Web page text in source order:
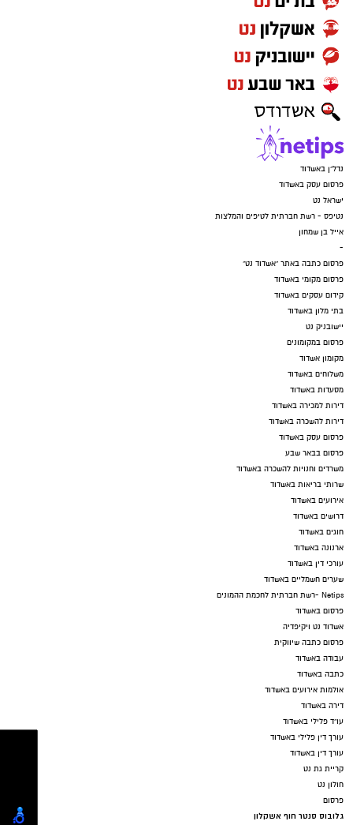
להורדת אפליקציה של אשדוד נט לחצו כאן
עקבו בפייסבוק
עקבו באינסטגרם
נדל"ן באשדוד
פרסום עסק באשדוד
ישראל נט
נטיפס - רשת חברתית לטיפים והמלצות
אייל בן שמחון
-
פרסום כתבה באתר "אשדוד נט"
פרסום מקומי באשדוד
קידום עסקים באשדוד
בתי מלון באשדוד
יישובניק נט
פרסום במקומונים
מקומון אשדוד
משלוחים באשדוד
מסעדות באשדוד
דירות למכירה באשדוד
דירות להשכרה באשדוד
פרסום עסק באשדוד
פרסום בבאר שבע
משרדים וחנויות להשכרה באשדוד
שרותי בריאות באשדוד
אירועים באשדוד
דרושים באשדוד
חוגים באשדוד
ארנונה באשדוד
עורכי דין באשדוד
שערים חשמליים באשדוד
Netips -רשת חברתית לחכמת ההמונים
פרסום באשדוד
אשדוד נט ויקיפדיה
פרסום כתבה שיווקית
עבודה באשדוד
כתבה באשדוד
אולמות אירועים באשדוד
דירה באשדוד
עו"ד פלילי באשדוד
עורך דין פלילי באשדוד
עורך דין באשדוד
קריית גת נט
חולון נט
פרסום
גלובוס סנטר חוף אשקלון